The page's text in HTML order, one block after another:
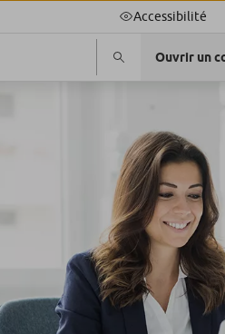
Accessibilité
Ouvrir un